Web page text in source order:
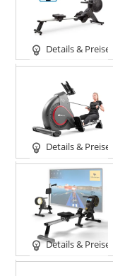
Details & Preise
Details & Preise
Details & Preise